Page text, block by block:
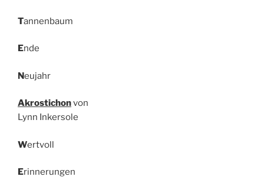
Tannenbaum
Ende
Neujahr
Akrostichonvon
Lynn Inkersole
Wertvoll
Erinnerungen